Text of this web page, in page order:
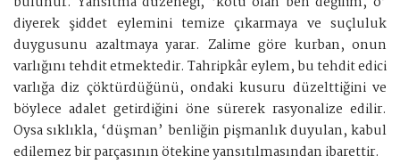
diyerek şiddet eylemini temize çıkarmaya ve suçluluk
duygusunu azaltmaya yarar. Zalime göre kurban, onun
varlığını tehdit etmektedir. Tahripkâr eylem, bu tehdit edici
varlığa diz çöktürdüğünü, ondaki kusuru düzelttiğini ve
böylece adalet getirdiğini öne sürerek rasyonalize edilir.
Oysa sıklıkla, ‘düşman’ benliğin pişmanlık duyulan, kabul
edilemez bir parçasının ötekine yansıtılmasından ibarettir.